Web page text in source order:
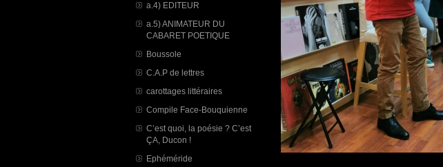
a.4) EDITEUR
a.5) ANIMATEUR DU
CABARET POETIQUE
Boussole
C.A.P de lettres
carottages littéraires
Compile Face-Bouquienne
C’est quoi, la poésie ? C’est
ÇA, Ducon !
Ephéméride